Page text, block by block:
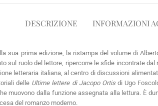
DESCRIZIONE INFORMAZIONI
sua prima edizione, la ristampa del volume di
sul ruolo del lettore, ripercorre le sfide incontrate
letteraria italiana, al centro di discussioni
delle Ultime lettere di Jacopo Ortisdi Ugo
muovono dalla funzione assegnata alla lettura. È
del romanzo moderno.